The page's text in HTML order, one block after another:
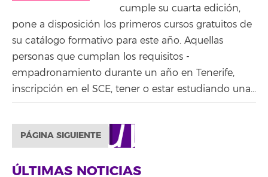
cumple su cuarta edición,
pone a disposición los primeros cursos gratuitos de
su catálogo formativo para este año. Aquellas
personas que cumplan los requisitos -
empadronamiento durante un año en Tenerife,
inscripción en el SCE, tener o estar estudiando una...
PÁGINA SIGUIENTE
ÚLTIMAS NOTICIAS